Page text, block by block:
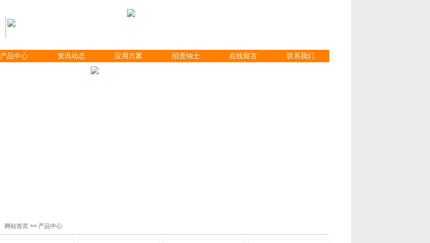
产品中心 资讯动态 应用方案 招贤纳士 在线留言 联系我们
网站首页 >> 产品中心